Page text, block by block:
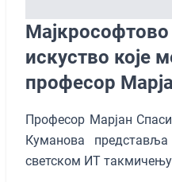
искуство које
професор
Професор Марјан
Куманова
светском ИТ такмичењу